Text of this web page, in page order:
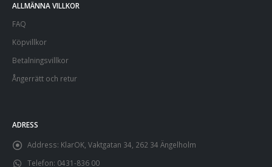
ALLMÄNNA VILLKOR
FAQ
Köpvillkor
Betalningsvillkor
Ångerrätt och retur
ADRESS
Address: KlarOK, Vaktgatan 34, 262 34 Ängelholm
Telefon: 0431-836 00